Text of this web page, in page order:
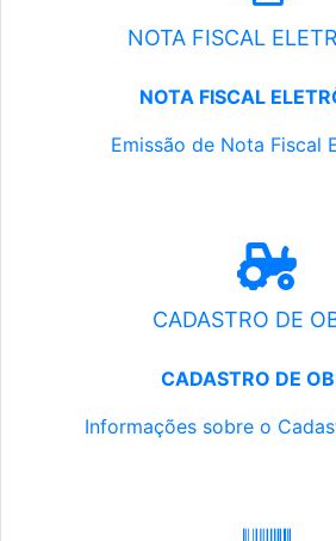
NOTA FISCAL
NOTA FISCAL
Emissão de Nota Fiscal
CADASTRO DE
CADASTRO DE
Informações sobre o